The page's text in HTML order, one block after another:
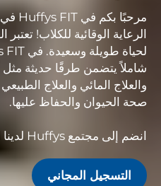
الرعاية الوقائية للكلاب!
شاملاً يتضمن طرقًا حديثة
والعلاج المائي والعلاج
صحة الحيوان والحفاظ عليها.
انضم إلى مجتمع Huffys لدينا الآن.
التسجيل المجاني